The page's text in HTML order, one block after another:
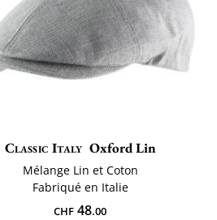
Classic Italy Oxford Lin
Mélange Lin et Coton
Fabriqué en Italie
CHF 48.00